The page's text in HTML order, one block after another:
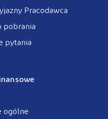
Pracodawca
pobrania
pytania
ogólne